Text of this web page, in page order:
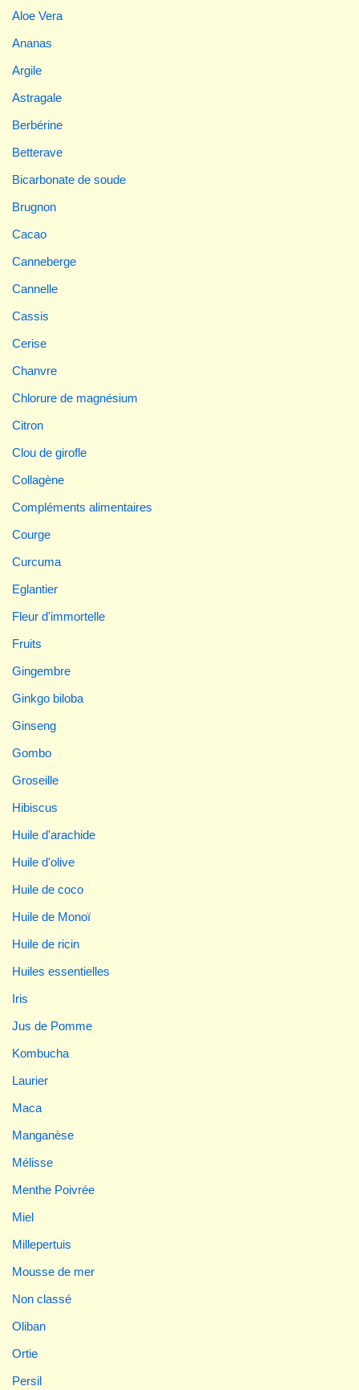
Aloe Vera
Ananas
Argile
Astragale
Berbérine
Betterave
Bicarbonate de soude
Brugnon
Cacao
Canneberge
Cannelle
Cassis
Cerise
Chanvre
Chlorure de magnésium
Citron
Clou de girofle
Collagène
Compléments alimentaires
Courge
Curcuma
Eglantier
Fleur d'immortelle
Fruits
Gingembre
Ginkgo biloba
Ginseng
Gombo
Groseille
Hibiscus
Huile d'arachide
Huile d'olive
Huile de coco
Huile de Monoï
Huile de ricin
Huiles essentielles
Iris
Jus de Pomme
Kombucha
Laurier
Maca
Manganèse
Mélisse
Menthe Poivrée
Miel
Millepertuis
Mousse de mer
Non classé
Oliban
Ortie
Persil